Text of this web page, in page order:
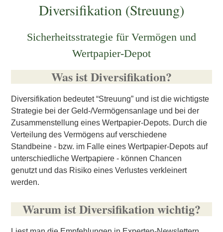
Diversifikation (Streuung)
Sicherheitsstrategie für Vermögen und
Wertpapier-Depot
Was ist Diversifikation?
Diversifikation bedeutet “Streuung” und ist die wichtigste
Strategie bei der Geld-/Vermögensanlage und bei der
Zusammenstellung eines Wertpapier-Depots. Durch die
Verteilung des Vermögens auf verschiedene
Standbeine - bzw. im Falle eines Wertpapier-Depots auf
unterschiedliche Wertpapiere - können Chancen
genutzt und das Risiko eines Verlustes verkleinert
werden.
Warum ist Diversifikation wichtig?